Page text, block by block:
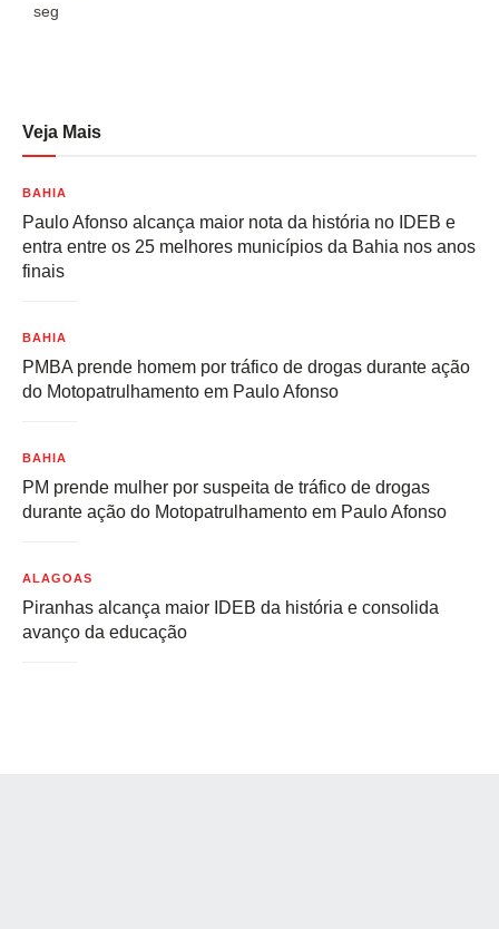
seg
Veja Mais
BAHIA
Paulo Afonso alcança maior nota da história no IDEB e
entra entre os 25 melhores municípios da Bahia nos anos
finais
BAHIA
PMBA prende homem por tráfico de drogas durante ação
do Motopatrulhamento em Paulo Afonso
BAHIA
PM prende mulher por suspeita de tráfico de drogas
durante ação do Motopatrulhamento em Paulo Afonso
ALAGOAS
Piranhas alcança maior IDEB da história e consolida
avanço da educação